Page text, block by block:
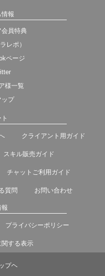
情報
員特典
レポ）
ページ
様一覧
ップ
クライアント用ガイド
スキル販売ガイド
チャットご利用ガイド
質問 お問い合わせ
プライバシーポリシー
する表示
プヘ